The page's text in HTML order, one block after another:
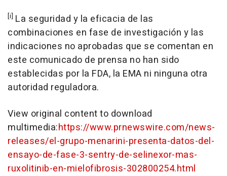
[i] La seguridad y la eficacia de las
combinaciones en fase de investigación y las
indicaciones no aprobadas que se comentan en
este comunicado de prensa no han sido
establecidas por la FDA, la EMA ni ninguna otra
autoridad reguladora.
View original content to download
multimedia:https://www.prnewswire.com/news-
releases/el-grupo-menarini-presenta-datos-del-
ensayo-de-fase-3-sentry-de-selinexor-mas-
ruxolitinib-en-mielofibrosis-302800254.html